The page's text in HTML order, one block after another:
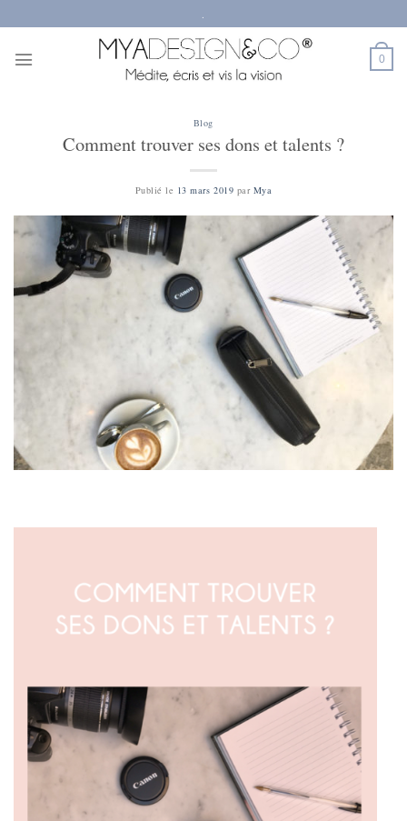
au
contenu
0
Blog
Comment trouver ses dons et talents ?
Publié le 13 mars 2019 par Mya